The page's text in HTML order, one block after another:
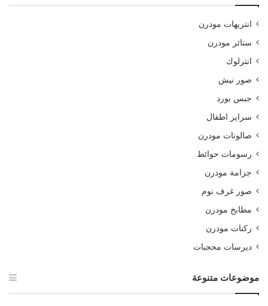
انتريهات مودرن
ستائر مودرن
انترلوك
صور نيش
جبس بورد
سراير اطفال
صالونات مودرن
رسومات حوائط
جزامة مودرن
صور غرف نوم
مطابخ مودرن
ركنات مودرن
ديرسات محجبات
موضوعات متنوعة